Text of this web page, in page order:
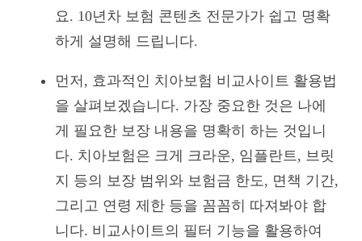
요. 10년차 보험 콘텐츠 전문가가 쉽고 명확
하게 설명해 드립니다.
먼저, 효과적인 치아보험 비교사이트 활용법
을 살펴보겠습니다. 가장 중요한 것은 나에
게 필요한 보장 내용을 명확히 하는 것입니
다. 치아보험은 크게 크라운, 임플란트, 브릿
지 등의 보장 범위와 보험금 한도, 면책 기간,
그리고 연령 제한 등을 꼼꼼히 따져봐야 합
니다. 비교사이트의 필터 기능을 활용하여